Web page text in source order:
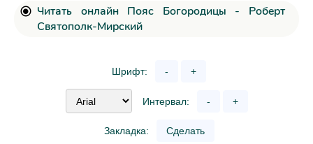
Читать онлайн Пояс Богородицы - Роберт
Святополк-Мирский
Шрифт: - +
Интервал: - +
Закладка: Сделать